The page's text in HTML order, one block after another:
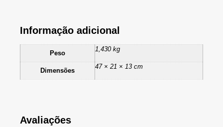
Informação adicional
Peso
1,430 kg
Dimensões
47 × 21 × 13 cm
Avaliações